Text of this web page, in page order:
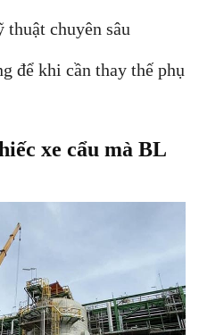
chuyên sâu
để khi cần thay thế phụ
xe cẩu mà BL